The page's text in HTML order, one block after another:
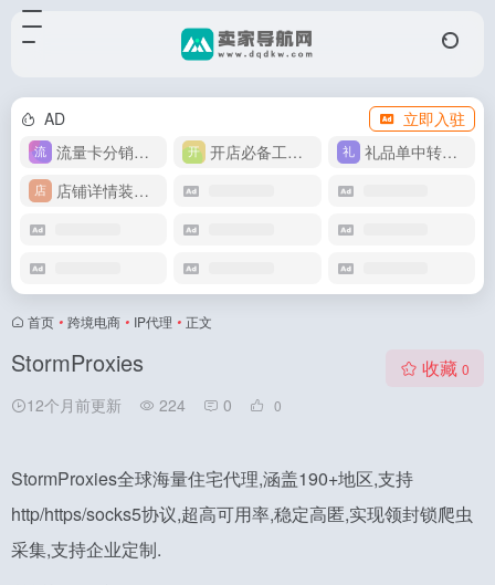
AD
立即入驻
流量卡分销代理
开店必备工具箱
礼品单中转同步单
店铺详情装修模版
首页 • 跨境电商 • IP代理 • 正文
StormProxies
12个月前更新 224 0 0
收藏 0
StormProxies全球海量住宅代理,涵盖190+地区,支持
http/https/socks5协议,超高可用率,稳定高匿,实现领封锁爬虫
采集,支持企业定制.